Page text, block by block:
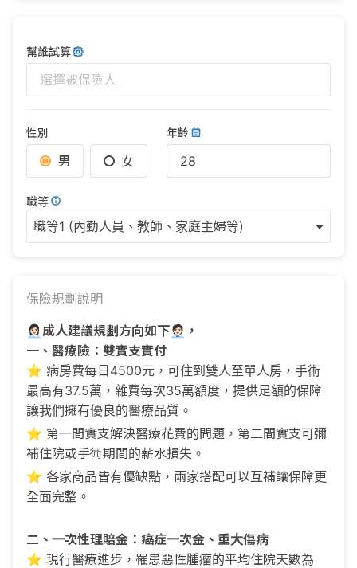
幫誰試算
選擇被保險人
性別
男 女
年齡
職等
職等1 (內勤人員、教師、家庭主婦等)
保險規劃說明
👩🏻‍💼 成人建議規劃方向如下🧑🏻‍💼，
一、醫療險：雙實支實付
⭐️ 病房費每日4500元，可住到雙人至單人房，手術
最高有37.5萬，雜費每次35萬額度，提供足額的保障
讓我們擁有優良的醫療品質。
⭐️ 第一間實支解決醫療花費的問題，第二間實支可彌
補住院或手術期間的薪水損失。
⭐️ 各家商品皆有優缺點，兩家搭配可以互補讓保障更
全面完整。
二、一次性理賠金：癌症一次金、重大傷病
⭐️ 現行醫療進步，罹患惡性腫瘤的平均住院天數為